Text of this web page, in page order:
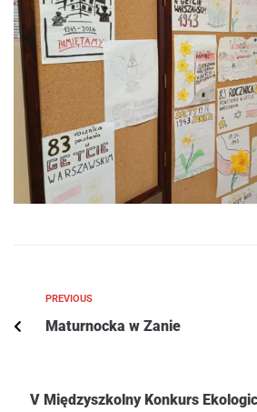
PREVIOUS
Maturnocka w Zanie
V Międzyszkolny Konkurs